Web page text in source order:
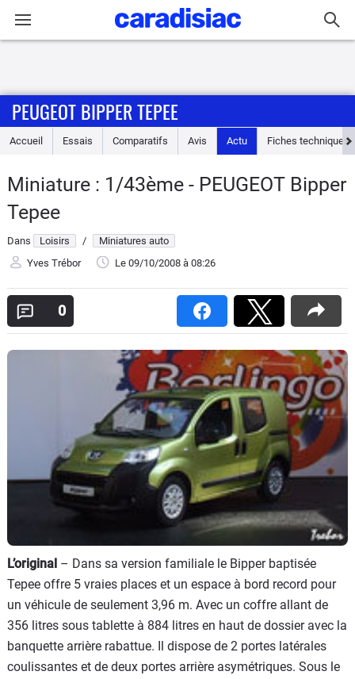
Accueil
Essais
Guide
d'achat
Electriques
Utilitaires
Forum
Marques
PEUGEOT BIPPER TEPEE
Accueil Essais Comparatifs Avis Actu Fiches techniques
Miniature : 1/43ème - PEUGEOT Bipper
Tepee
Dans Loisirs /
Miniatures auto
Yves Trébor
Le 09/10/2008 à 08:26
0
L’original – Dans sa version familiale le Bipper baptisée
Tepee offre 5 vraies places et un espace à bord record pour
un véhicule de seulement 3,96 m. Avec un coffre allant de
356 litres sous tablette à 884 litres en haut de dossier avec la
banquette arrière rabattue. Il dispose de 2 portes latérales
coulissantes et de deux portes arrière asymétriques. Sous le